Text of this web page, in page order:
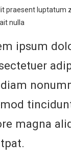
praesent luptatum
nulla
ipsum
magna